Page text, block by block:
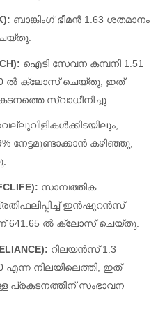
ബാങ്കിംഗ് ഭീമൻ 1.63 ശതമാനം
ഐടി സേവന കമ്പനി 1.51
ൽ ക്ലോസ് ചെയ്തു, ഇത്
സ്വാധീനിച്ചു.
നേട്ടമുണ്ടാക്കാൻ കഴിഞ്ഞു,
സാമ്പത്തിക
ഇൻഷുറൻസ്
641.65 ൽ ക്ലോസ് ചെയ്തു.
റിലയൻസ് 1.3
എന്ന നിലയിലെത്തി, ഇത്
പ്രകടനത്തിന് സംഭാവന